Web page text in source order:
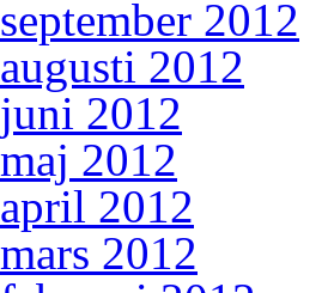
september 2012
augusti 2012
juni 2012
maj 2012
april 2012
mars 2012